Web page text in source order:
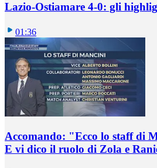
Lazio-Ostiamare 4-0: gli
01:36
Accomando: "Ecco lo staff di
E vi dico il ruolo di Zola e